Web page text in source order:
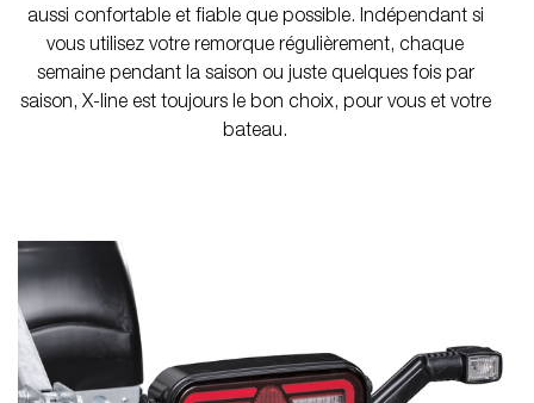
aussi confortable et fiable que possible. Indépendant si
vous utilisez votre remorque régulièrement, chaque
semaine pendant la saison ou juste quelques fois par
saison, X-line est toujours le bon choix, pour vous et votre
bateau.